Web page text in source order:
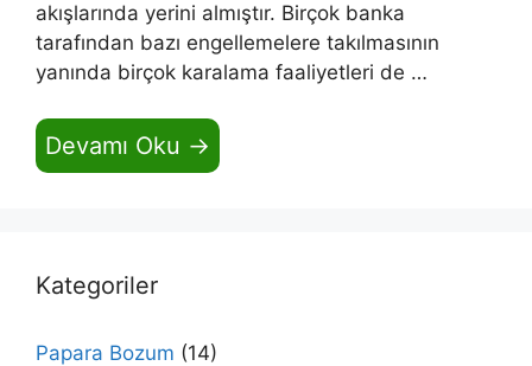
akışlarında yerini almıştır. Birçok banka
tarafından bazı engellemelere takılmasının
yanında birçok karalama faaliyetleri de …
Devamı Oku →
Kategoriler
Papara Bozum (14)